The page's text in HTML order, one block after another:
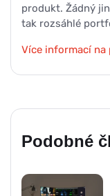
produkt. Žádný
tak rozsáhlé
Více informací
Podobné